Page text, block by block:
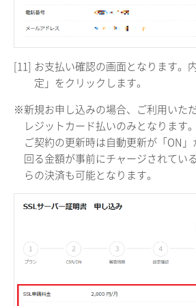
[11] お支払い確認の画面となります。
定」をクリックします。
※新規お申し込みの場合、ご利用いた
レジットカード払いのみとなります。
ご契約の更新時は自動更新が「ON
回る金額が事前にチャージされてい
らの決済も可能となります。